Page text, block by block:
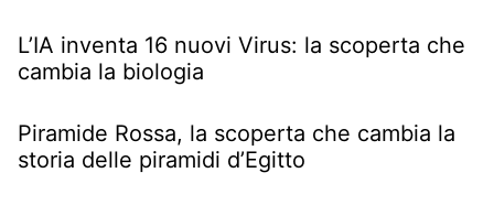
L’IA inventa 16 nuovi Virus: la scoperta che
cambia la biologia
Piramide Rossa, la scoperta che cambia la
storia delle piramidi d’Egitto